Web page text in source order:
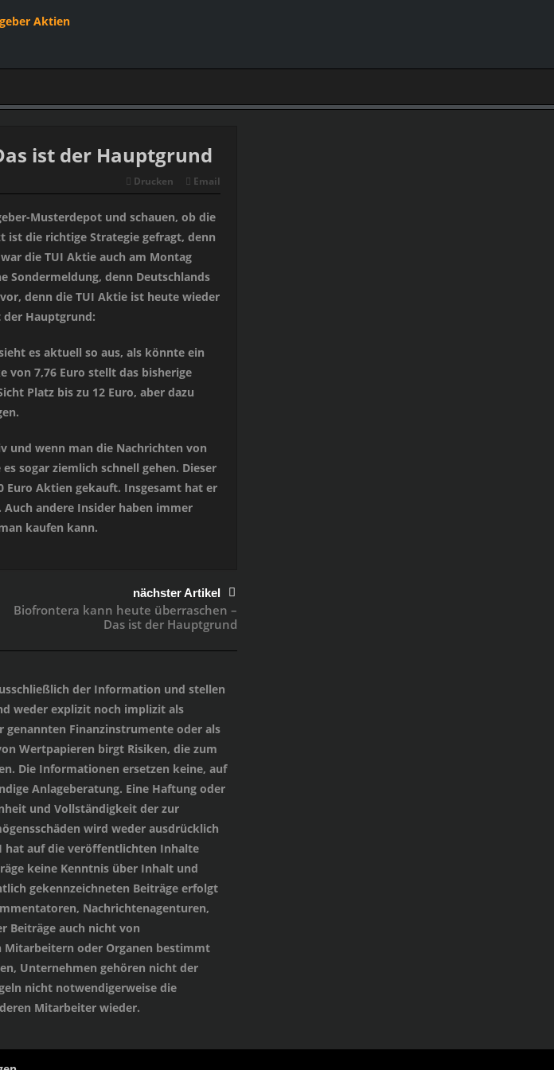
ist der Hauptgrund
Drucken Email
Musterdepot und schauen, ob die
ist die richtige Strategie gefragt, denn
die TUI Aktie auch am Montag
Sondermeldung, denn Deutschlands
denn die TUI Aktie ist heute wieder
der Hauptgrund:
es aktuell so aus, als könnte ein
von 7,76 Euro stellt das bisherige
Platz bis zu 12 Euro, aber dazu
und wenn man die Nachrichten von
sogar ziemlich schnell gehen. Dieser
Euro Aktien gekauft. Insgesamt hat er
andere Insider haben immer
kaufen kann.
nächster Artikel
Biofrontera kann heute überraschen –
Das ist der Hauptgrund
der Information und stellen
weder explizit noch implizit als
Finanzinstrumente oder als
Wertpapieren birgt Risiken, die zum
Die Informationen ersetzen keine, auf
Anlageberatung. Eine Haftung oder
und Vollständigkeit der zur
wird weder ausdrücklich
hat auf die veröffentlichten Inhalte
keine Kenntnis über Inhalt und
gekennzeichneten Beiträge erfolgt
Nachrichtenagenturen,
Beiträge auch nicht von
Mitarbeitern oder Organen bestimmt
Unternehmen gehören nicht der
nicht notwendigerweise die
Mitarbeiter wieder.